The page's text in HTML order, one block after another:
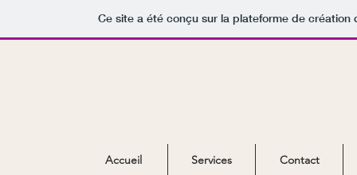
Ce site a été conçu sur la plateforme de
Accueil Services Contact